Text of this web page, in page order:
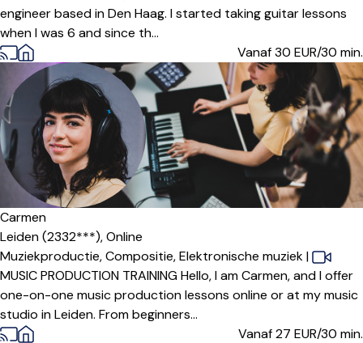
engineer based in Den Haag. I started taking guitar lessons
when I was 6 and since th...
Vanaf 30 EUR/30 min.
Carmen
Leiden (2332***),Online
Muziekproductie,Compositie,Elektronische muziek|
MUSIC PRODUCTION TRAINING Hello, I am Carmen, and I offer
one-on-one music production lessons online or at my music
studio in Leiden. From beginners...
Vanaf 27 EUR/30 min.